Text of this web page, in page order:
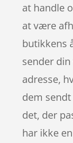
at handle
at være
butikkens
sender
adresse,
dem
det, der
har ikke